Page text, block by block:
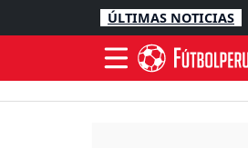
ÚLTIMAS NOTICIAS